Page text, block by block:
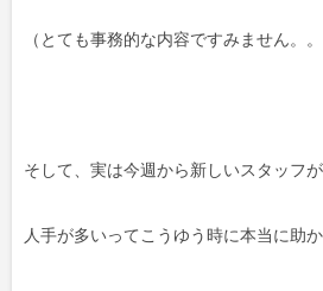
（とても事務的な内容ですみません。。
そして、実は今週から新しいスタッフ
人手が多いってこうゆう時に本当に助か